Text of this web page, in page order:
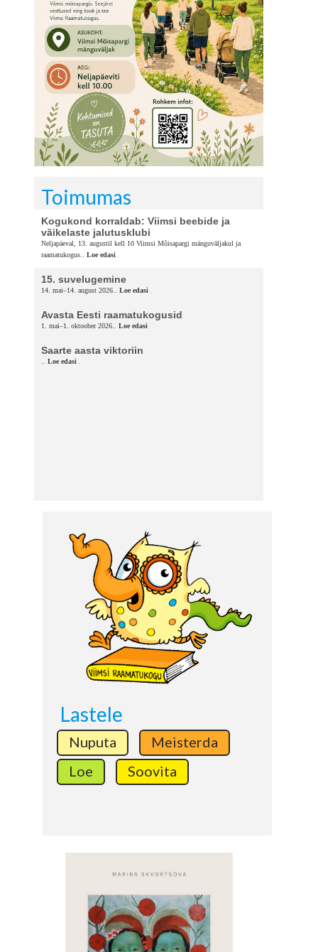
Toimumas
Kogukond korraldab: Viimsi beebide ja
väikelaste jalutusklubi
Neljapäeval, 13. augustil kell 10 Viimsi Mõisapargi mänguväljakul ja
raamatukogus.. Loe edasi
15. suvelugemine
14. mai–14. august 2026.. Loe edasi
Avasta Eesti raamatukogusid
1. mai–1. oktoober 2026.. Loe edasi
Saarte aasta viktoriin
.. Loe edasi
Lastele
Nuputa
Meisterda
Loe
Soovita